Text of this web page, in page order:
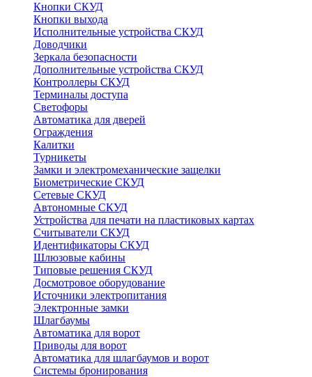
Кнопки СКУД
Кнопки выхода
Исполнительные устройства СКУД
Доводчики
Зеркала безопасности
Дополнительные устройства СКУД
Контроллеры СКУД
Терминалы доступа
Светофоры
Автоматика для дверей
Ограждения
Калитки
Турникеты
Замки и электромеханические защелки
Биометрические СКУД
Сетевые СКУД
Автономные СКУД
Устройства для печати на пластиковых картах
Считыватели СКУД
Идентификаторы СКУД
Шлюзовые кабины
Типовые решения СКУД
Досмотровое оборудование
Источники электропитания
Электронные замки
Шлагбаумы
Автоматика для ворот
Приводы для ворот
Автоматика для шлагбаумов и ворот
Системы бронирования